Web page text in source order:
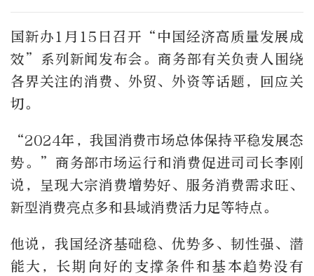
国新办1月15日召开“中国经济高质量发展成
效”系列新闻发布会。商务部有关负责人围绕
各界关注的消费、外贸、外资等话题，回应关
切。
“2024年，我国消费市场总体保持平稳发展态
势。”商务部市场运行和消费促进司司长李刚
说，呈现大宗消费增势好、服务消费需求旺、
新型消费亮点多和县域消费活力足等特点。
他说，我国经济基础稳、优势多、韧性强、潜
能大，长期向好的支撑条件和基本趋势没有